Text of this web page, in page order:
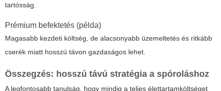
tartósság.
Prémium befektetés (példa)
Magasabb kezdeti költség, de alacsonyabb üzemeltetés és ritkább
cserék miatt hosszú távon gazdaságos lehet.
Összegzés: hosszú távú stratégia a spóroláshoz
A legfontosabb tanulság, hogy mindig a teljes élettartamköltséget